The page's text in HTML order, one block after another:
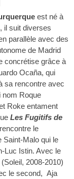
est né à
il suit diverses
parallèle avec des
de Madrid
concrétise grâce à
Ocaña, qui
sa rencontre avec
nom Roque
Roke entament
Les Fugitifs de
le
Saint-Malo qui le
Luc Istin. Avec le
(Soleil, 2008-2010)
le second, Aja